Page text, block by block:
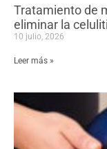
Tratamiento de
eliminar la
10 julio, 2026
Leer más »